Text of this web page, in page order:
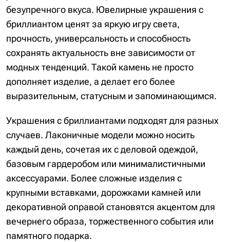
безупречного вкуса. Ювелирные украшения с
бриллиантом ценят за яркую игру света,
прочность, универсальность и способность
сохранять актуальность вне зависимости от
модных тенденций. Такой камень не просто
дополняет изделие, а делает его более
выразительным, статусным и запоминающимся.
Украшения с бриллиантами подходят для разных
случаев. Лаконичные модели можно носить
каждый день, сочетая их с деловой одеждой,
базовым гардеробом или минималистичными
аксессуарами. Более сложные изделия с
крупными вставками, дорожками камней или
декоративной оправой становятся акцентом для
вечернего образа, торжественного события или
памятного подарка.